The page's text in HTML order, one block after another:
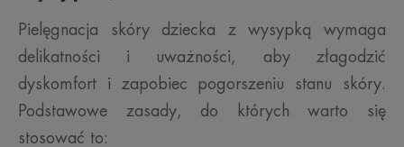
Pielęgnacja skóry dziecka z wysypką wymaga
delikatności i uważności, aby złagodzić
dyskomfort i zapobiec pogorszeniu stanu skóry.
Podstawowe zasady, do których warto się
stosować to: